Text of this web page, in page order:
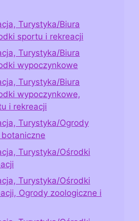
Turystyka/Biura
sportu i rekreacji
Turystyka/Biura
wypoczynkowe
Turystyka/Biura
wypoczynkowe,
i rekreacji
Turystyka/Ogrody
Turystyka/Ośrodki
Turystyka/Ośrodki
Ogrody zoologiczne i